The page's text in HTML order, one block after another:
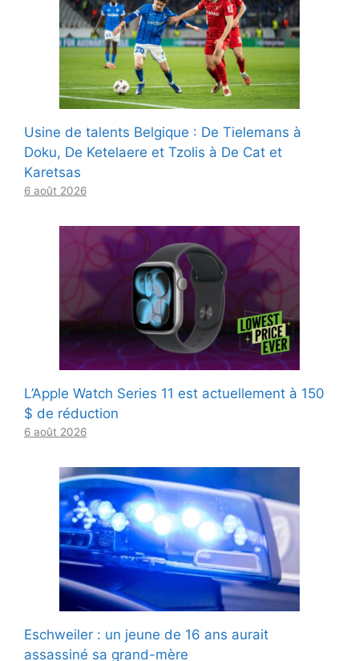
Usine de talents Belgique : De Tielemans à
Doku, De Ketelaere et Tzolis à De Cat et
Karetsas
6 août 2026
L’Apple Watch Series 11 est actuellement à 150
$ de réduction
6 août 2026
Eschweiler : un jeune de 16 ans aurait
assassiné sa grand-mère